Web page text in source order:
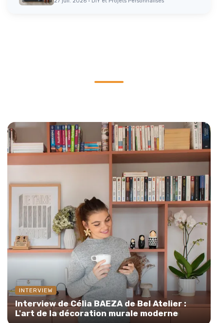
INTERVIEW
Interview de Célia BAEZA de Bel Atelier :
L'art de la décoration murale moderne